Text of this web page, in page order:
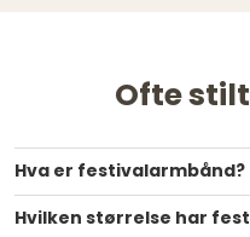
Ofte
Hva er festivalarmbånd?
Hvilken størrelse har